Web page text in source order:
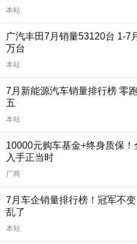
本站
广汽丰田7月销量53120台 1-7
万台
本站
7月新能源汽车销量排行榜 零
五
本站
10000元购车基金+终身质保！
入手正当时
厂商
7月车企销量排行榜！冠军不
乱了
本站